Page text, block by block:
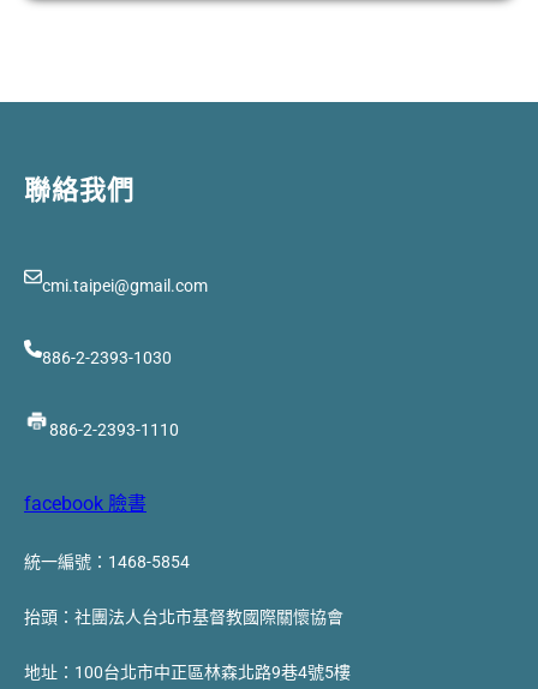
聯絡我們
cmi.taipei@gmail.com
886-2-2393-1030
886-2-2393-1110
facebook 臉書
統一編號：1468-5854
抬頭：社團法人台北市基督教國際關懷協會
地址：100台北市中正區林森北路9巷4號5樓